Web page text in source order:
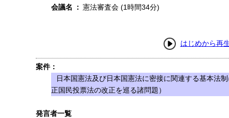
会議名
： 憲法審査会 (1時間34分)
はじめから再
案件：
日本国憲法及び日本国憲法に密接に関連する基本法
正国民投票法の改正を巡る諸問題）
発言者一覧